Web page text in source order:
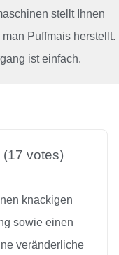
stellt Ihnen
man Puffmais herstellt.
ist einfach.
(17 votes)
knackigen
sowie einen
veränderliche